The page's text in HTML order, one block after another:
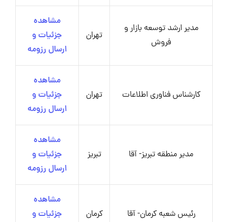
مدیر ارشد توسعه بازار و
فروش
تهران
مشاهده
جزئیات و
ارسال رزومه
کارشناس فناوری اطلاعات تهران
مشاهده
جزئیات و
ارسال رزومه
مدیر منطقه تبریز- آقا تبریز
مشاهده
جزئیات و
ارسال رزومه
رئیس شعبه کرمان- آقا کرمان
مشاهده
جزئیات و